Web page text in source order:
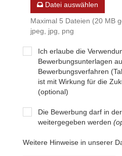
Datei auswählen
Maximal 5 Dateien (20 MB
jpeg, jpg, png
Ich erlaube die
Bewerbungsunterlagen
Bewerbungsverfahren
ist mit Wirkung für die
(optional)
Die Bewerbung darf in
weitergegeben werden
Weitere Hinweise in unserer